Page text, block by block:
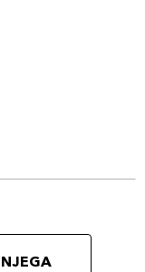
NJEGA